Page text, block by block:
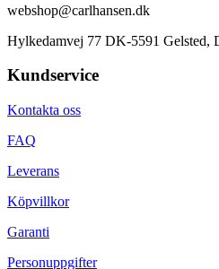
webshop@carlhansen.dk
Hylkedamvej 77 DK-5591 Gelsted,
Kundservice
Kontakta oss
FAQ
Leverans
Köpvillkor
Garanti
Personuppgifter